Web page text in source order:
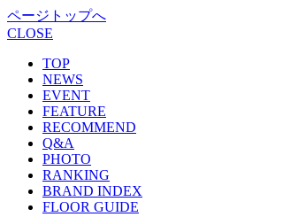
ページトップへ
CLOSE
TOP
NEWS
EVENT
FEATURE
RECOMMEND
Q&A
PHOTO
RANKING
BRAND INDEX
FLOOR GUIDE